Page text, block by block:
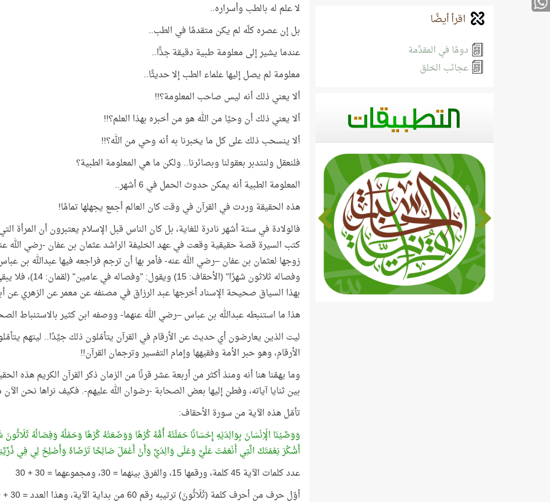
اقرأ أيضًا
دومًا في المقدِّمة
عجائب الخلق
لا علم له بالطب وأسراره..
بل إن عصره كلّه لم يكن متقدمًا في الطب..
عندما يشير إلى معلومة طبية دقيقة جدًّا..
معلومة لم يصل إليها علماء الطب إلا حديثًا..
ألا يعني ذلك أنه ليس صاحب المعلومة؟!!
ألا يعني ذلك أن وحيًا من الله هو من أخبره بهذا العلم؟!!
ألا ينسحب ذلك على كل ما يخبرنا به أنه وحي من الله؟!!
فلنعقل ولنتدبر بعقولنا وبصائرنا.. ولكن ما هي المعلومة الطبية؟
المعلومة الطبية أنه يمكن حدوث الحمل في 6 أشهر..
هذه الحقيقة وردت في القرآن في وقت كان العالم أجمع يجهلها تمامًا!
كتب السيرة قصة حقيقية وقعت في عهد الخليفة الراشد عثمان بن عفان -رضي الله
زوجها لعثمان بن عفان –رضي الله عنه- فأمر بها أن ترجم فراجعه فيها عبدالله بن
وفصاله ثلاثون
بهذا السياق صحيحة الإسناد أخرجها عبد الرزاق في مصنفه عن معمر عن الزهري
هذا ما استنبطه عبدالله بن عباس –رضي الله عنهما- ووصفه ابن كثير بالاستنباط
ليت الذين يعارضون أي حديث عن الأرقام في القرآن يتأمّلون ذلك جيِّدًا.. ليتهم
الأرقام، وهو حبر الأمة وفقيهها وإمام التفسير وترجمان القرآن!!
وما يهمّنا هنا أنه ومنذ أكثر من أربعة عشر قرنًا من الزمان ذكر القرآن الكريم هذه
بين ثنايا آياته، وفطن إليها بعض الصحابة -رضوان الله عليهم-. فكيف نراها نحن
تأمّل هذه الآية من سورة الأحقاف:
وَوَصَّيْنَا الْإِنْسَانَ بِوَالِدَيْهِ إِحْسَانًا حَمَلَتْهُ أُمُّهُ كُرْهًا وَوَضَعَتْهُ كُرْهًا وَحَمْلُهُ وَفِصَالُهُ
أَشْكُرَ نِعْمَتَكَ الَّتِي أَنْعَمْتَ عَلَيَّ وَعَلَى وَالِدَيَّ وَأَنْ أَعْمَلَ صَالِحًا تَرْضَاهُ وَأَصْلِحْ لِي فِي
عدد كلمات الآية 45 كلمة، ورقمها 15، والفرق بينهما = 30، ومجموعهما = 30 + 30
أوّل حرف من أحرف كلمة (ثَلَاثُونَ) ترتيبه رقم 60 من بداية الآية، وهذا العدد = 30 + 30